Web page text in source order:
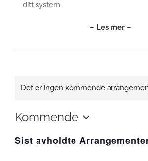
ditt system.
– Les mer –
Det er ingen kommende
Kommende
dato.
Sist avholdte